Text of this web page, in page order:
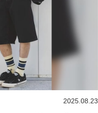
2025.08.23